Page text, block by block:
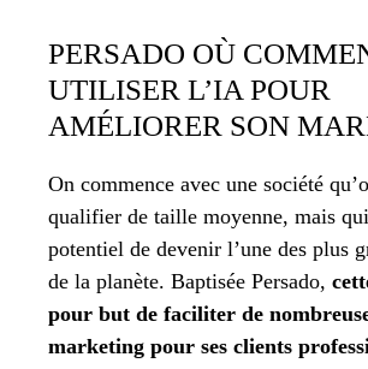
PERSADO OÙ
UTILISER L’IA POUR
AMÉLIORER SON
On commence avec une société
qualifier de taille moyenne, mais
potentiel de devenir l’une des plus
de la planète. Baptisée Persado,
pour but de faciliter de
marketing pour ses clients